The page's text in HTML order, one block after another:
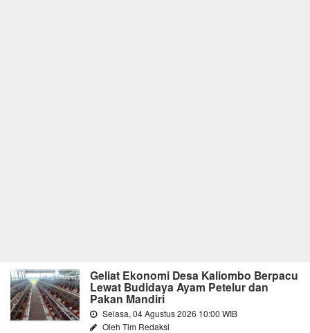
Geliat Ekonomi Desa Kaliombo Berpacu
Lewat Budidaya Ayam Petelur dan
Pakan Mandiri
Selasa, 04 Agustus 2026 10:00 WIB
Oleh Tim Redaksi